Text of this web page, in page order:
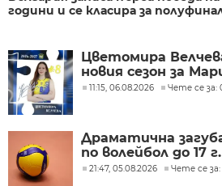
години и се класира за
Цветомира
новия сезон за
11:15, 06.08.2026 Чете се за:
Драматична
по волейбол до 17
21:47, 05.08.2026 Чете се